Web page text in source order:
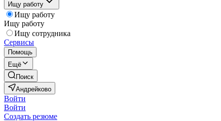
Ищу работу
Ищу работу
Ищу работу
Ищу сотрудника
Сервисы
Помощь
Ещё
Поиск
Андрейково
Войти
Войти
Создать резюме